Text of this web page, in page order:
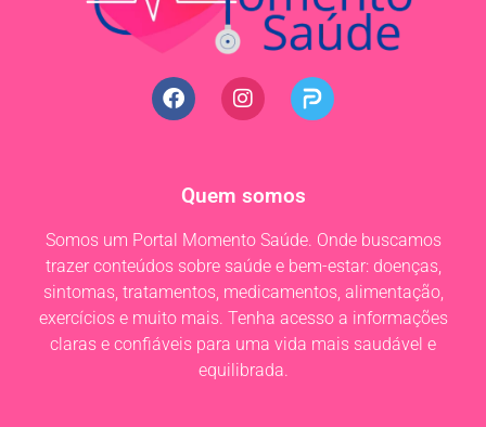
Quem somos
Somos um Portal Momento Saúde. Onde buscamos
trazer conteúdos sobre saúde e bem-estar: doenças,
sintomas, tratamentos, medicamentos, alimentação,
exercícios e muito mais. Tenha acesso a informações
claras e confiáveis para uma vida mais saudável e
equilibrada.